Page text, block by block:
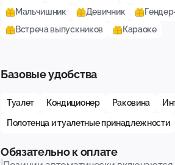
Мальчишник
Девичник
Встреча выпускников
Караоке
Базовые удобства
Туалет Кондиционер Раковина
Полотенца и туалетные принадлежности
Обязательно к оплате